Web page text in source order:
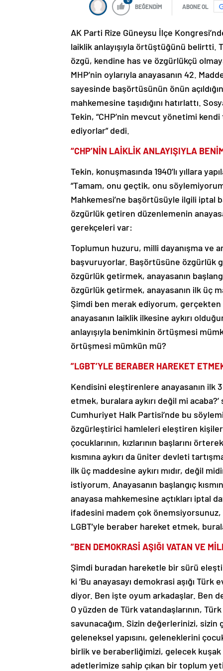
BEĞENDİM ABONE OL
AK Parti Rize Güneysu İlçe
laiklik anlayışıyla örtüştüğünü belirtti.
özgü, kendine has ve özgürlükçü
MHP’nin oylarıyla anayasanın 42.
sayesinde başörtüsünün önün
mahkemesine taşıdığını hatırlattı.
Tekin, “CHP’nin mevcut yönetimi
ediyorlar” dedi.
“CHP’NİN LAİKLİK ANLAYIŞIYLA
Tekin, konuşmasında 1940’lı yıllara
“Tamam, onu geçtik, onu
Mahkemesi’ne başörtüsüyle ilgili iptal
özgürlük getiren düzenlemenin
gerekçeleri var:
Toplumun huzuru, milli dayanışma ve
başvuruyorlar. Başörtüsüne özgürlük
özgürlük getirmek, anayasanın
özgürlük getirmek, anayasanın ilk üç
Şimdi ben merak ediyorum,
anayasanın laiklik ilkesine aykırı
anlayışıyla benimkinin örtüşmesi
örtüşmesi mümkün mü?
”LGBT’YLE BERABER HAREKET
Kendisini eleştirenlere anayasanın ilk
etmek, buralara aykırı değil mi
Cumhuriyet Halk Partisi’nde bu
özgürleştirici hamleleri eleştiren
çocuklarının, kızlarının başlarını
kısmına aykırı da üniter devleti
ilk üç maddesine aykırı mıdır, değil
istiyorum. Anayasanın başlangıç
anayasa mahkemesine açtıkları iptal
ifadesini madem çok önemsiyorsunuz,
LGBT’yle beraber hareket etmek,
”BEN DEMOKRASİ AŞIĞI VATAN VE
Şimdi buradan hareketle bir sürü
ki ‘Bu anayasayı demokrasi aşığı
diyor. Ben işte oyum arkadaşlar. Ben
O yüzden de Türk vatandaşlarının,
savunacağım. Sizin değerlerinizi, sizin
geleneksel yapısını, geleneklerini
birlik ve beraberliğimizi, gelecek kuşak
adetlerimize sahip çıkan bir toplum